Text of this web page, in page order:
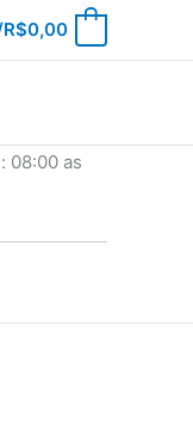
R$0,00
08:00 as